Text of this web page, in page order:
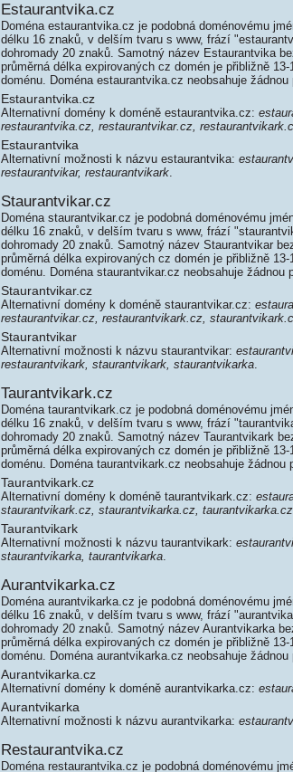
Estaurantvika.cz
Doména estaurantvika.cz je podobná doménovému
délku 16 znaků, v delším tvaru s www, frází
dohromady 20 znaků. Samotný název Estaurantvika
průměrná délka expirovaných cz domén je přibližně
doménu. Doména estaurantvika.cz neobsahuje
Estaurantvika.cz
Alternativní domény k doméně estaurantvika.cz:
restaurantvika.cz, restaurantvikar.cz,
Estaurantvika
Alternativní možnosti k názvu estaurantvika:
restaurantvikar, restaurantvikark.
Staurantvikar.cz
Doména staurantvikar.cz je podobná doménovému
délku 16 znaků, v delším tvaru s www, frází
dohromady 20 znaků. Samotný název Staurantvikar
průměrná délka expirovaných cz domén je přibližně
doménu. Doména staurantvikar.cz neobsahuje
Staurantvikar.cz
Alternativní domény k doméně staurantvikar.cz:
restaurantvikar.cz, restaurantvikark.cz,
Staurantvikar
Alternativní možnosti k názvu staurantvikar:
restaurantvikark, staurantvikark, staurantvikarka.
Taurantvikark.cz
Doména taurantvikark.cz je podobná doménovému
délku 16 znaků, v delším tvaru s www, frází
dohromady 20 znaků. Samotný název Taurantvikark
průměrná délka expirovaných cz domén je přibližně
doménu. Doména taurantvikark.cz neobsahuje
Taurantvikark.cz
Alternativní domény k doméně taurantvikark.cz:
staurantvikark.cz, staurantvikarka.cz, taurantvikarka.cz
Taurantvikark
Alternativní možnosti k názvu taurantvikark:
staurantvikarka, taurantvikarka.
Aurantvikarka.cz
Doména aurantvikarka.cz je podobná doménovému
délku 16 znaků, v delším tvaru s www, frází
dohromady 20 znaků. Samotný název Aurantvikarka
průměrná délka expirovaných cz domén je přibližně
doménu. Doména aurantvikarka.cz neobsahuje
Aurantvikarka.cz
Alternativní domény k doméně aurantvikarka.cz:
Aurantvikarka
Alternativní možnosti k názvu aurantvikarka:
Restaurantvika.cz
Doména restaurantvika.cz je podobná doménovému